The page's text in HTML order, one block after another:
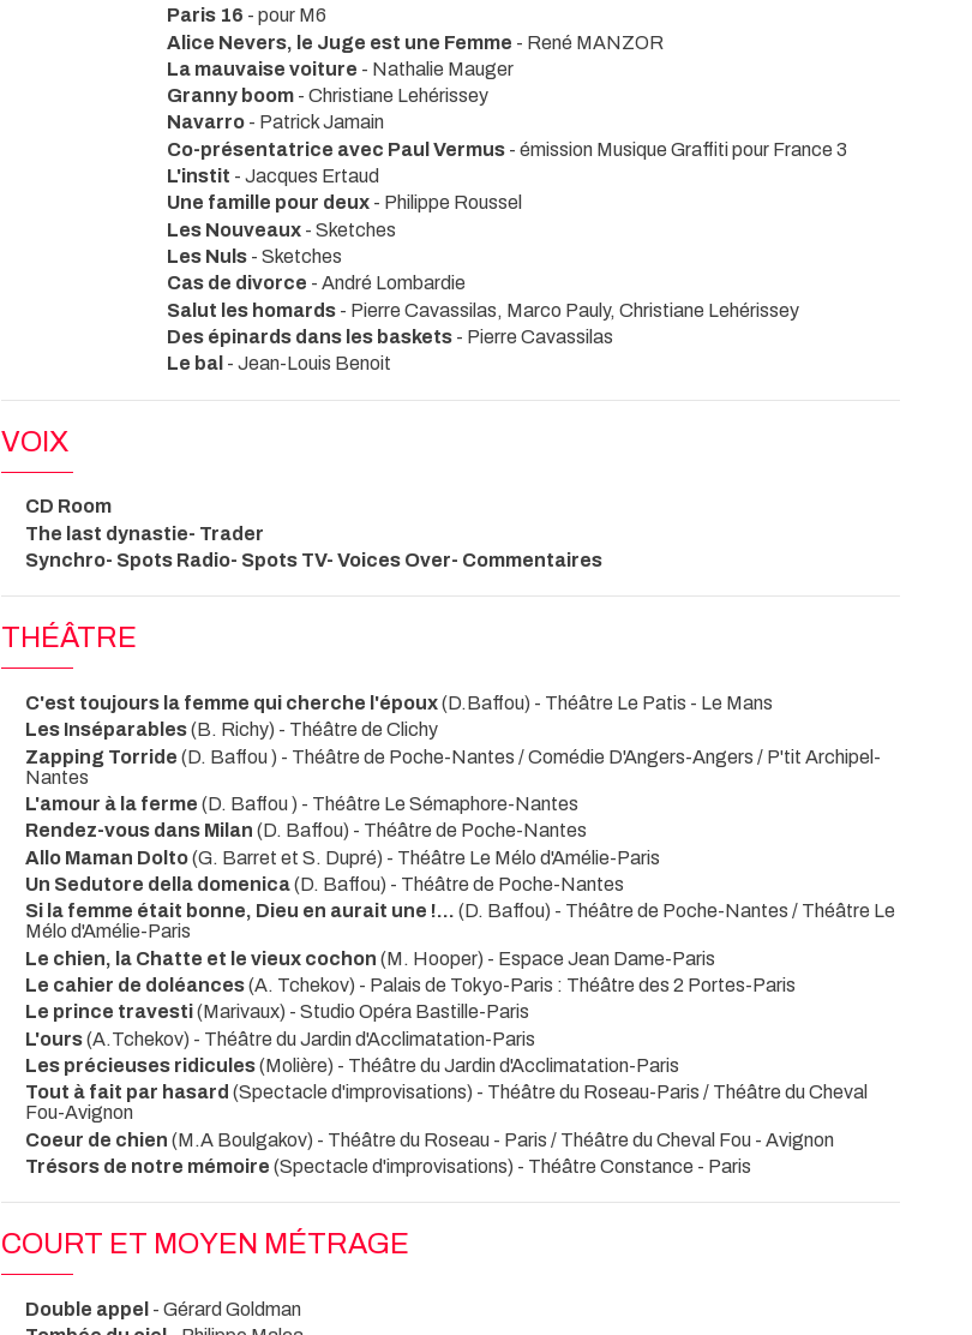
Paris 16 - pour M6
Alice Nevers, le Juge est une Femme - René MANZOR
La mauvaise voiture - Nathalie Mauger
Granny boom - Christiane Lehérissey
Navarro - Patrick Jamain
Co-présentatrice avec Paul Vermus - émission Musique Graffiti pour France 3
L'instit - Jacques Ertaud
Une famille pour deux - Philippe Roussel
Les Nouveaux - Sketches
Les Nuls - Sketches
Cas de divorce - André Lombardie
Salut les homards - Pierre Cavassilas, Marco Pauly, Christiane Lehérissey
Des épinards dans les baskets - Pierre Cavassilas
Le bal - Jean-Louis Benoit
VOIX
CD Room
The last dynastie- Trader
Synchro- Spots Radio- Spots TV- Voices Over- Commentaires
THÉÂTRE
C'est toujours la femme qui cherche l'époux(D.Baffou) - Théâtre Le Patis - Le Mans
Les Inséparables(B. Richy) - Théâtre de Clichy
Zapping Torride (D. Baffou ) - Théâtre de Poche-Nantes / Comédie D'Angers-Angers / P'tit Archipel-
Nantes
L'amour à la ferme (D. Baffou ) - Théâtre Le Sémaphore-Nantes
Rendez-vous dans Milan (D. Baffou) - Théâtre de Poche-Nantes
Allo Maman Dolto(G. Barret et S. Dupré) - Théâtre Le Mélo d'Amélie-Paris
Un Sedutore della domenica(D. Baffou) - Théâtre de Poche-Nantes
Si la femme était bonne, Dieu en aurait une !... (D. Baffou) - Théâtre de Poche-Nantes / Théâtre Le
Mélo d'Amélie-Paris
Le chien, la Chatte et le vieux cochon (M. Hooper) - Espace Jean Dame-Paris
Le cahier de doléances(A. Tchekov) - Palais de Tokyo-Paris : Théâtre des 2 Portes-Paris
Le prince travesti(Marivaux) - Studio Opéra Bastille-Paris
L'ours(A.Tchekov) - Théâtre du Jardin d'Acclimatation-Paris
Les précieuses ridicules(Molière) - Théâtre du Jardin d'Acclimatation-Paris
Tout à fait par hasard (Spectacle d'improvisations) - Théâtre du Roseau-Paris / Théâtre du Cheval
Fou-Avignon
Coeur de chien (M.A Boulgakov) - Théâtre du Roseau - Paris / Théâtre du Cheval Fou - Avignon
Trésors de notre mémoire (Spectacle d'improvisations) - Théâtre Constance - Paris
COURT ET MOYEN MÉTRAGE
Double appel - Gérard Goldman